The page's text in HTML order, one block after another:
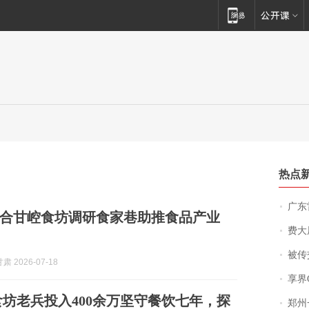
甘崆食坊调研食家巷助推食品产业
肃 2026-07-18
老兵投入400余万坚守餐饮七年，探
热点
广东雷
费大厨
被传交付严重
享界
郑州一汉堡店